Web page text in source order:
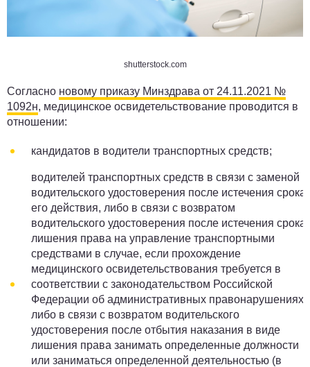
shutterstock.com
Согласно новому приказу Минздрава от 24.11.2021 №
1092н, медицинское освидетельствование проводится в
отношении:
кандидатов в водители транспортных средств;
водителей транспортных средств в связи с заменой
водительского удостоверения после истечения срока
его действия, либо в связи с возвратом
водительского удостоверения после истечения срока
лишения права на управление транспортными
средствами в случае, если прохождение
медицинского освидетельствования требуется в
соответствии с законодательством Российской
Федерации об административных правонарушениях,
либо в связи с возвратом водительского
удостоверения после отбытия наказания в виде
лишения права занимать определенные должности
или заниматься определенной деятельностью (в